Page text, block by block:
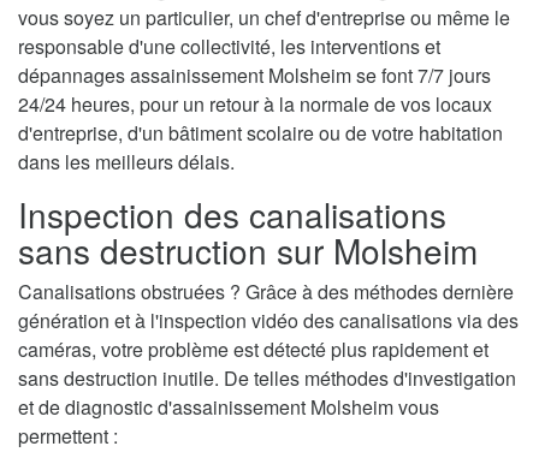
vous soyez un particulier, un chef d'entreprise ou même le
responsable d'une collectivité, les interventions et
dépannages assainissement Molsheim se font 7/7 jours
24/24 heures, pour un retour à la normale de vos locaux
d'entreprise, d'un bâtiment scolaire ou de votre habitation
dans les meilleurs délais.
Inspection des canalisations
sans destruction sur Molsheim
Canalisations obstruées ? Grâce à des méthodes dernière
génération et à l'inspection vidéo des canalisations via des
caméras, votre problème est détecté plus rapidement et
sans destruction inutile. De telles méthodes d'investigation
et de diagnostic d'assainissement Molsheim vous
permettent :